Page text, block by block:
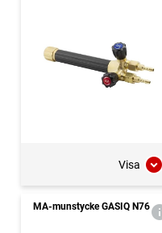
Visa
MA-munstycke GASIQ N76